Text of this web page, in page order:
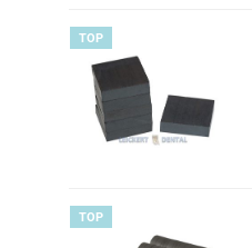
TOP
TOP